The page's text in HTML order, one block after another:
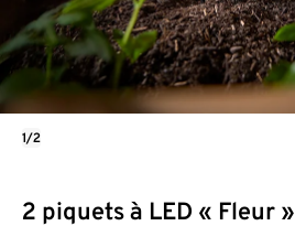
2 piquets à LED « Fleur »
1/2